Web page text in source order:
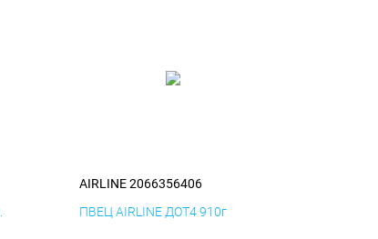
AIRLINE 2066356406
ПВЕЦ AIRLINE ДОТ4 910г